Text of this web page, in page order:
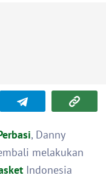
, Danny
melakukan
Indonesia